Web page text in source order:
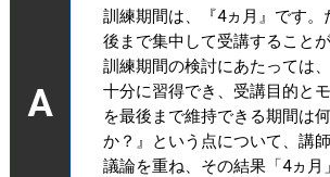
A
訓練期間は、『4ヵ月』です。
後まで集中して受講することが
訓練期間の検討にあたっては
十分に習得でき、受講目的と
を最後まで維持できる期間は
か？』という点について、講
議論を重ね、その結果「4ヵ月